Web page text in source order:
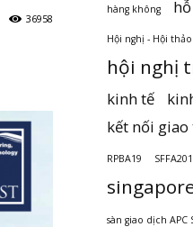
36958
hàng không
Hội nghị - Hội thảo
hội nghị
kinh tế
kết nối
RPBA19
sàn giao dịch APC